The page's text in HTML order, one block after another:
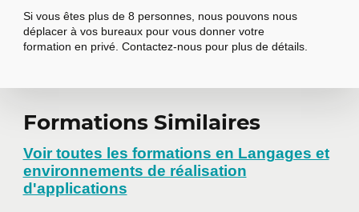
Objectifs du module
La gestion basique des états
L’affichage conditionnel
Démonstration – Gestion des états
TP à réaliser
Si vous êtes plus de 8 personnes, nous pouvons nous
déplacer à vos bureaux pour vous donner votre
formation en privé. Contactez-nous pour plus de détails.
Demander une
formation en
entreprise
Formations Similaires
Voir toutes les formations en Langages et
environnements de réalisation
d'applications